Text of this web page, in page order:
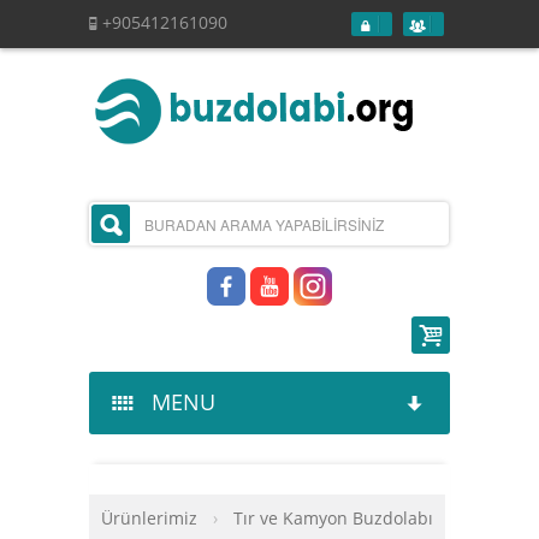
+905412161090
MENU
Hakkımızda
Ürünlerimiz
Ürünlerimiz › Tır ve Kamyon Buzdolabı